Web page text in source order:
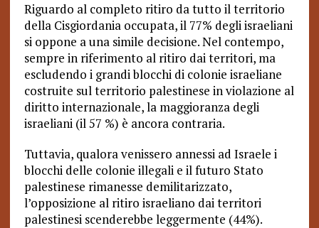
Riguardo al completo ritiro da tutto il territorio
della Cisgiordania occupata, il 77% degli israeliani
si oppone a una simile decisione. Nel contempo,
sempre in riferimento al ritiro dai territori, ma
escludendo i grandi blocchi di colonie israeliane
costruite sul territorio palestinese in violazione al
diritto internazionale, la maggioranza degli
israeliani (il 57 %) è ancora contraria.
Tuttavia, qualora venissero annessi ad Israele i
blocchi delle colonie illegali e il futuro Stato
palestinese rimanesse demilitarizzato,
l’opposizione al ritiro israeliano dai territori
palestinesi scenderebbe leggermente (44%).